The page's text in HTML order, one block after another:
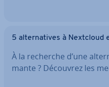
5 al­ter­na­tives à Nextcloud
À la recherche d’une
mante ? Découvrez les